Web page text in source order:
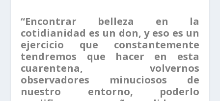
“Encontrar belleza en la
cotidianidad es un don, y eso es un
ejercicio que constantemente
tendremos que hacer en esta
cuarentena, volvernos
observadores minuciosos de
nuestro entorno, poderlo